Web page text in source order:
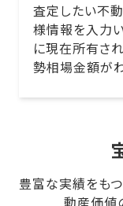
査定したい不
様情報を入力
に現在所有さ
勢相場金額がわ
豊富な実績をも